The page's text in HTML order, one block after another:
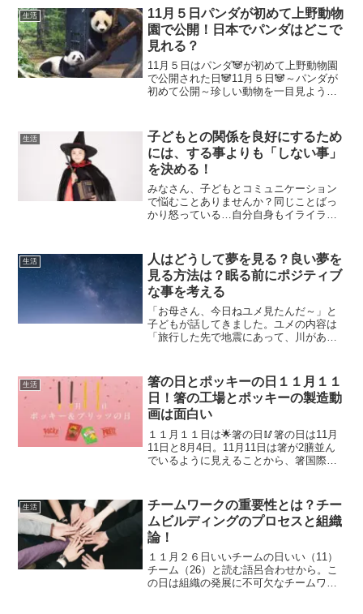
の暮らし方！♦Aさん（男性）「お金を稼
いでも、欲しいも...
生活
11月５日パンダが初めて上野動物
園で公開！日本でパンダはどこで
見れる？
11月５日はパンダ🐼が初めて上野動物園
で公開された日🐼11月５日🐼～パンダが
初めて公開～珍しい動物を一目見ようと
常化を記念して、東京・台東区の上野動
物園に初めてジャイア...
生活
子どもとの関係を良好にするため
には、する事よりも「しない事」
を決める！
みなさん、子どもとコミュニケーション
で悩むことありませんか？同じことばっ
かり怒っている…自分自身もイライラ、
みたいに、「も～あーいえばこうゆ
う！！」という心の中のつぶや...
生活
人はどうして夢を見る？良い夢を
見る方法は？眠る前にポジティブ
な事を考える
「お母さん、今日ねユメ見たんだ～」と
子どもが話してきました。ユメの内容は
「旅行した先で地震にあって、川があっ
に行ったら水槽があって、その水槽は凍
ってたけれども、下にふぐ...
生活
箸の日とポッキーの日１１月１１
日！箸の工場とポッキーの製造動
画は面白い
１１月１１日は🌟箸の日🥢箸の日は11月
11日と8月4日。11月11日は箸が2膳並ん
でいるように見えることから、箸国際学
遺産登録を目指して制定したのだそうで
す。田中...
生活
チームワークの重要性とは？チー
ムビルディングのプロセスと組織
論！
１１月２６日いいチームの日いい（11）
チーム（26）と読む語呂合わせから。こ
の日は組織の発展に不可欠なチームワー